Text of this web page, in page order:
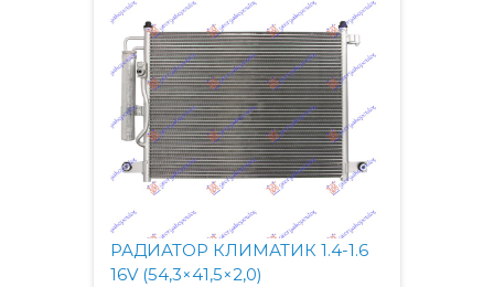
РАДИАТОР КЛИМАТИК 1.4-1.6
16V (54,3×41,5×2,0)